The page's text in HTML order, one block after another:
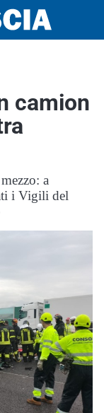
camion
a
i Vigili del